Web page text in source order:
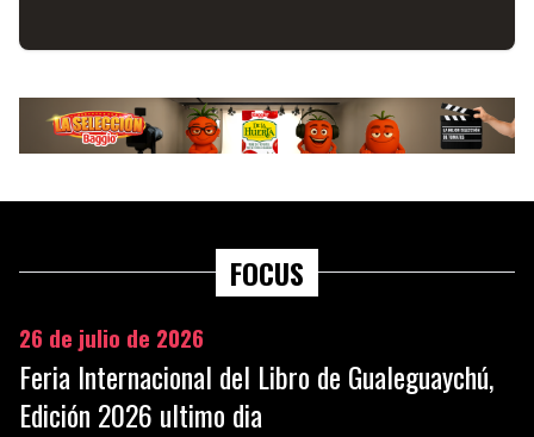
FOCUS
26 de julio de 2026
Feria Internacional del Libro de Gualeguaychú,
Edición 2026 ultimo dia